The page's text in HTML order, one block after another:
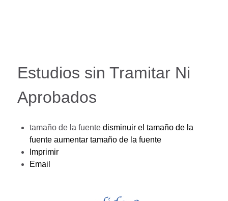
Estudios sin Tramitar Ni
Aprobados
tamaño de la fuente disminuir el tamaño de la
fuente aumentar tamaño de la fuente
Imprimir
Email